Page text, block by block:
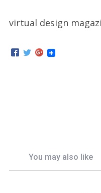
virtual design
You may also like